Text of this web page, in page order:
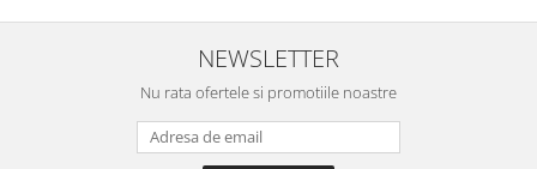
NEWSLETTER
Nu rata ofertele si promotiile noastre